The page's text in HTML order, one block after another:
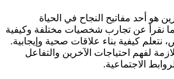
هو أحد مفاتيح النجاح في الحياة
نقرأ عن تجارب شخصيات مختلفة وكيفية
نتعلم كيفية بناء علاقات صحية وإيجابية.
لفهم احتياجات الآخرين والتفاعل
الاجتماعية.